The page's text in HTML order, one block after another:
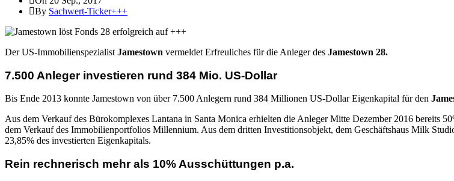
By Sachwert-Ticker+++
Der US-Immobilienspezialist Jamestown vermeldet Erfreuliches für die Anleger des Jamestown 28.
7.500 Anleger investieren rund 384 Mio. US-Dollar
Bis Ende 2013 konnte Jamestown von über 7.500 Anlegern rund 384 Millionen US-Dollar Eigenkapital für den
Aus dem Verkauf des Bürokomplexes Lantana in Santa Monica erhielten die Anleger Mitte Dezember 2016 bereits
dem Verkauf des Immobilienportfolios Millennium. Aus dem dritten Investitionsobjekt, dem Geschäftshaus Milk
23,85% des investierten Eigenkapitals.
Rein rechnerisch mehr als 10% Ausschüttungen p.a.